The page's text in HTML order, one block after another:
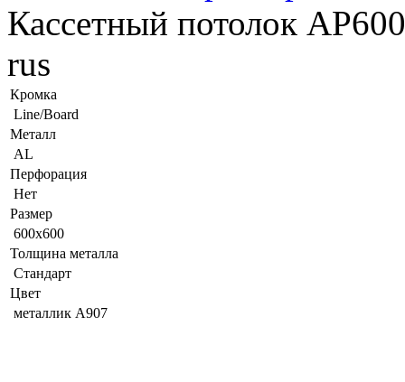
Кассетный потолок
rus
Кромка
Line/Board
Металл
AL
Перфорация
Нет
Размер
600x600
Толщина металла
Стандарт
Цвет
металлик А907